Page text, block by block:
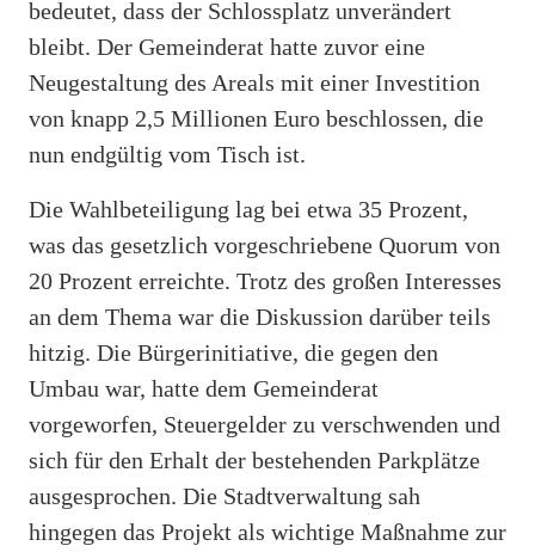
bedeutet, dass der Schlossplatz unverändert
bleibt. Der Gemeinderat hatte zuvor eine
Neugestaltung des Areals mit einer Investition
von knapp 2,5 Millionen Euro beschlossen, die
nun endgültig vom Tisch ist.
Die Wahlbeteiligung lag bei etwa 35 Prozent,
was das gesetzlich vorgeschriebene Quorum von
20 Prozent erreichte. Trotz des großen Interesses
an dem Thema war die Diskussion darüber teils
hitzig. Die Bürgerinitiative, die gegen den
Umbau war, hatte dem Gemeinderat
vorgeworfen, Steuergelder zu verschwenden und
sich für den Erhalt der bestehenden Parkplätze
ausgesprochen. Die Stadtverwaltung sah
hingegen das Projekt als wichtige Maßnahme zur